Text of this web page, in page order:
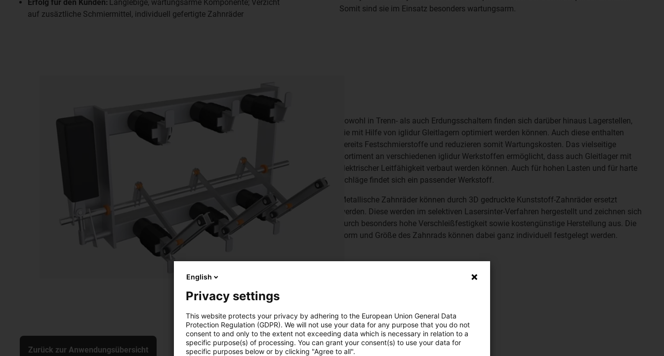
Erfolg für den Kunden: Langlebige, wartungsarme Komponente; Verzicht
auf zusäztliche Schmiermittel, individuell gefertigte Zahnräder
Somit sind sie im Einsatz besonders wartungsarm.
Sowohl in Trenn- als auch Erdungsschaltern finden sich darüber hinaus Lagerstellen,
die mit Hilfe von iglidur Gleitlagern optimiert werden können. Auch diese enthalten
bereits Festschmierstoffe und reduzieren somit Wartungskosten. Das vielseitige
Sortiment an verschiedenen iglidur Werkstoffen ermöglicht, dass auch Gleitlager mit
elektrischer Leitfähigkeit verbaut werden können. Auch für hohen Lasten und für harte
Schläge findet sich ein passender Werkstoff.
Metallische Zahnräder können durch 3D gedruckte Kunststoff-Zahnräder ersetzt
werden. Diese werden im selektiven Lasersinter-Verfahren hergestellt und zeichnen sich
durch besonders hohe Verschleißfestigkeit sowie kostengünstige Herstellung aus. Die
Form und Größe des Zahnrads können dabei ganz individuell festgelegt werden.
Zurück zur Anwendungsübersicht
English
Privacy settings
This website protects your privacy by adhering to the European Union General Data
Protection Regulation (GDPR). We will not use your data for any purpose that you do not
consent to and only to the extent not exceeding data which is necessary in relation to a
specific purpose(s) of processing. You can grant your consent(s) to use your data for
specific purposes below or by clicking "Agree to all".